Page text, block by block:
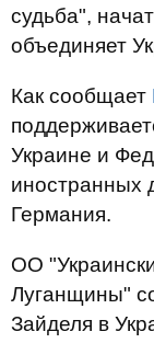
судьба",
объединяет
Как сообщает
Украине и
иностранных
Германия.
ОО
Луганщины"
Зайделя в